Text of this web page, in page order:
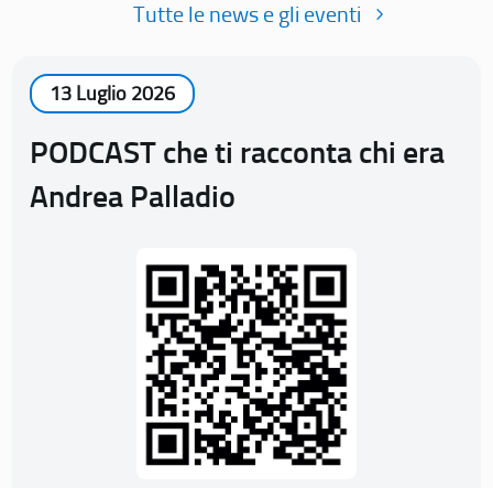
Tutte le news e gli eventi
13 Luglio 2026
PODCAST che ti racconta chi era
Andrea Palladio